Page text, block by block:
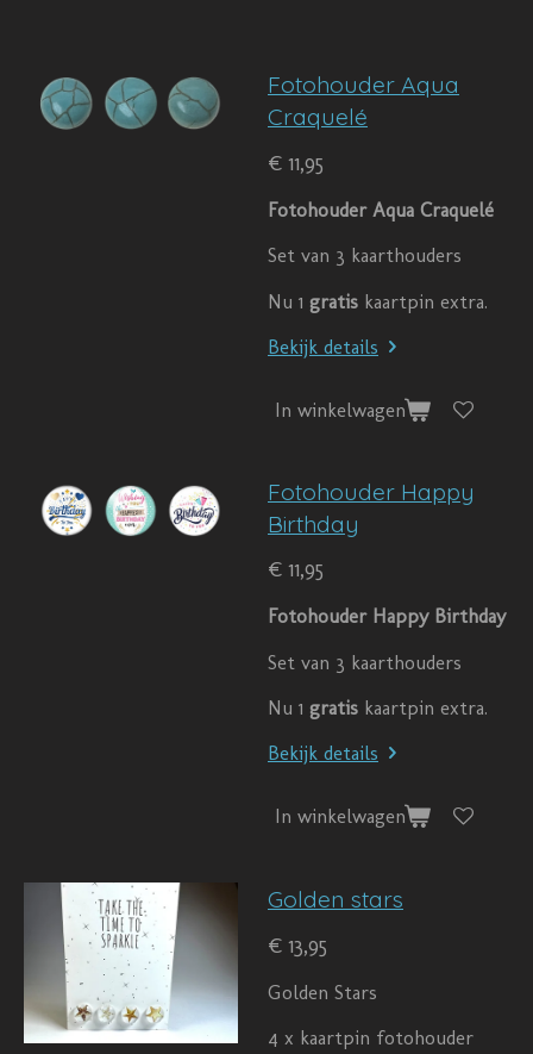
Fotohouder Aqua
Craquelé
€ 11,95
Fotohouder Aqua Craquelé
Set van 3 kaarthouders
Nu 1 gratis kaartpin extra.
Bekijk details
In winkelwagen
Fotohouder Happy
Birthday
€ 11,95
Fotohouder Happy Birthday
Set van 3 kaarthouders
Nu 1 gratis kaartpin extra.
Bekijk details
In winkelwagen
Golden stars
€ 13,95
Golden Stars
4 x kaartpin fotohouder